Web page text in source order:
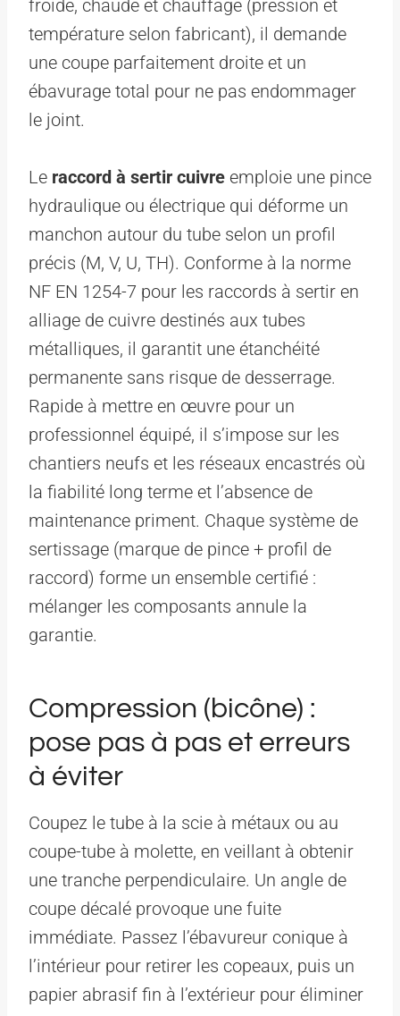
froide, chaude et chauffage (pression et
température selon fabricant), il demande
une coupe parfaitement droite et un
ébavurage total pour ne pas endommager
le joint.
Le raccord à sertir cuivre emploie une pince
hydraulique ou électrique qui déforme un
manchon autour du tube selon un profil
précis (M, V, U, TH). Conforme à la norme
NF EN 1254-7 pour les raccords à sertir en
alliage de cuivre destinés aux tubes
métalliques, il garantit une étanchéité
permanente sans risque de desserrage.
Rapide à mettre en œuvre pour un
professionnel équipé, il s’impose sur les
chantiers neufs et les réseaux encastrés où
la fiabilité long terme et l’absence de
maintenance priment. Chaque système de
sertissage (marque de pince + profil de
raccord) forme un ensemble certifié :
mélanger les composants annule la
garantie.
Compression (bicône) :
pose pas à pas et erreurs
à éviter
Coupez le tube à la scie à métaux ou au
coupe-tube à molette, en veillant à obtenir
une tranche perpendiculaire. Un angle de
coupe décalé provoque une fuite
immédiate. Passez l’ébavureur conique à
l’intérieur pour retirer les copeaux, puis un
papier abrasif fin à l’extérieur pour éliminer